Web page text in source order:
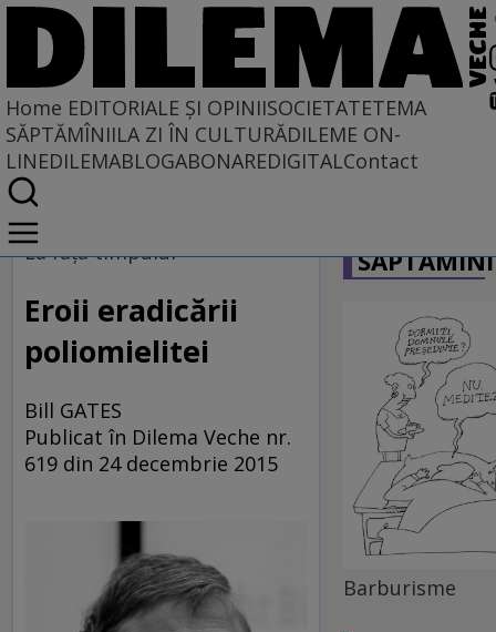
Home EDITORIALE ȘI OPINIISOCIETATETEMA
SĂPTĂMÎNIILA ZI ÎN CULTURĂDILEME ON-
LINEDILEMABLOGABONAREDIGITALContact
Home
EDITORIALE ȘI OPINII
TÎLC SHOW
La faţa timpului
Eroii eradicării
poliomielitei
Bill GATES
Publicat în Dilema Veche nr.
619 din 24 decembrie 2015
Barburisme